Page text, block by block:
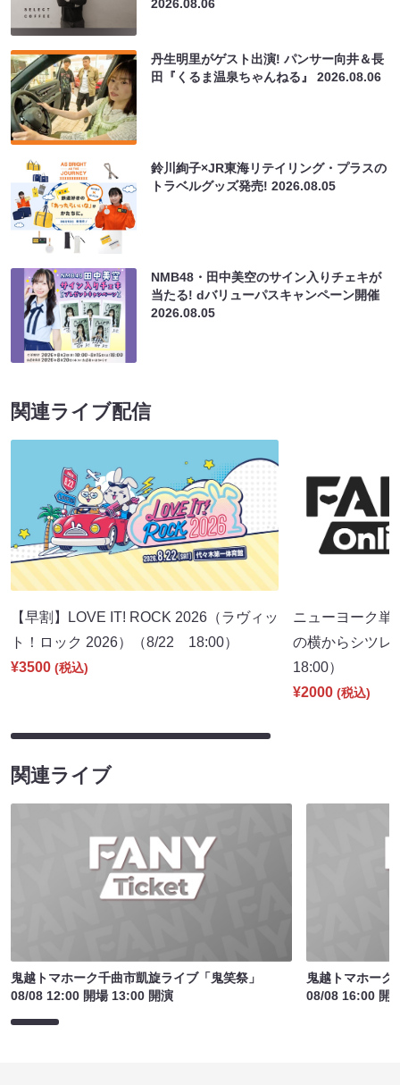
2026.08.06
丹生明里がゲスト出演! パンサー向井＆長
田『くるま温泉ちゃんねる』2026.08.06
鈴川絢子×JR東海リテイリング・プラスの
トラベルグッズ発売!2026.08.05
NMB48・田中美空のサイン入りチェキが
当たる! dバリューパスキャンペーン開催
2026.08.05
関連ライブ配信
【早割】LOVE IT! ROCK 2026（ラヴィッ
ト！ロック 2026）（8/22 18:00）
¥3500 (税込)
ニューヨーク単
の横からシツ
18:00）
¥2000 (税込)
関連ライブ
鬼越トマホーク千曲市凱旋ライブ「鬼笑祭」
08/08 12:00 開場 13:00 開演
鬼越トマホーク
08/08 16:00 開